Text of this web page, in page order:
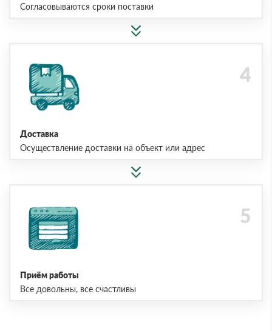
Согласовываются сроки поставки
Доставка
Осуществление доставки на объект или адрес
Приём работы
Все довольны, все счастливы